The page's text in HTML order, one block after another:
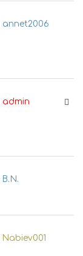
annet2006
admin
B.N.
Nabiev001